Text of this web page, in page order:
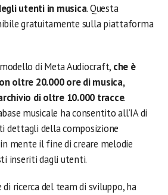
utenti in musica. Questa
gratuitamente sulla piattaforma
di Meta Audiocraft, che è
oltre 20.000 ore di musica,
di oltre 10.000 tracce.
musicale ha consentito all’IA di
dettagli della composizione
mente il fine di creare melodie
inseriti dagli utenti.
di ricerca del team di sviluppo, ha